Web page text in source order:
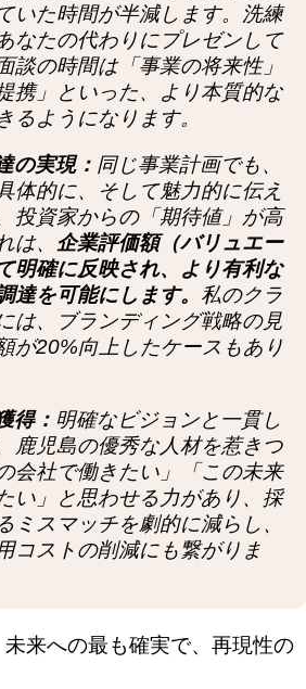
いた時間が半減します。洗練
なたの代わりにプレゼンして
談の時間は「事業の将来性」
携」といった、より本質的な
るようになります。
の実現： 同じ事業計画でも、
体的に、そして魅力的に伝え
投資家からの「期待値」が高
は、
企業評価額（バリュエー
明確に反映され、より有利な
達を可能にします。 私のクラ
は、ブランディング戦略の見
が20%向上したケースもあり
得： 明確なビジョンと一貫し
鹿児島の優秀な人材を惹きつ
会社で働きたい」「この未来
い」と思わせる力があり、採
ミスマッチを劇的に減らし、
コストの削減にも繋がりま
来への最も確実で、再現性の